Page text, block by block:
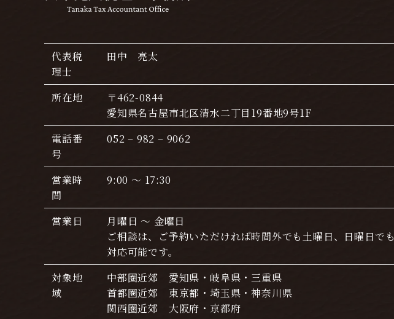
代表税
理士
田中 亮太
所在地
〒462-0844
愛知県名古屋市北区清水二丁目19番地9号1F
電話番
号
052 – 982 – 9062
営業時
間
9:00 ～ 17:30
営業日
月曜日 ～ 金曜日
ご相談は、ご予約いただければ時間外でも土曜日、日曜日でも
対応可能です。
対象地
域
中部圏近郊 愛知県・岐阜県・三重県
首都圏近郊 東京都・埼玉県・神奈川県
関西圏近郊 大阪府・京都府